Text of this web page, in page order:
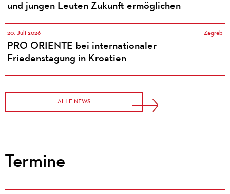
und jungen Leuten Zukunft ermöglichen
20. Juli 2026 Zagreb
PRO ORIENTE bei internationaler
Friedenstagung in Kroatien
ALLE NEWS
Termine